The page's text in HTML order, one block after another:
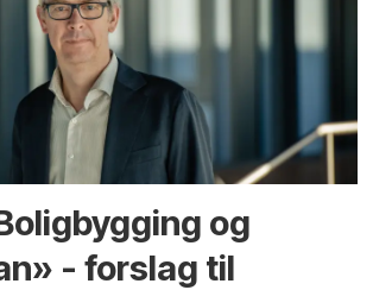
og
- forslag til